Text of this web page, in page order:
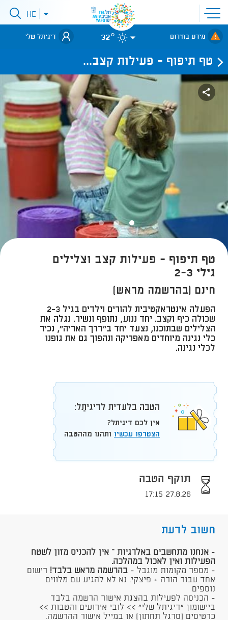
פתיחת
תפריט
אתר
לאתר עיריית
תל-אביב
פתיחתHE
מידע בחירום 32° דיגיתל שלי
טף תיפוף - פעילות קצב...
טף תיפוף - פעילות קצב וצלילים
גילי 2-3
חינם (בהרשמה מראש)
הפעלה אינטראקטיבית להורים וילדים בגיל 2-3
שכולה כיף וקצב. יחד ננוע, נתופף ונשיר. נגלה את
הצלילים שבתוכנו, נצעד יחד ב"דרך האריה", נכיר
כלי נגינה מיוחדים מאפריקה ונהפוך גם את גופנו
לכלי נגינה.
הטבה בלעדית לדיגיתֵל:
אין לכם דיגיתל?
הצטרפו עכשיו ותהנו מההטבה
תוקף הטבה
27.8.26 17:15
חשוב לדעת
- אנחנו מתחשבים באלרגיות – אין להכניס מזון לשטח
הפעילות ואין לאכול במהלכה.
- מספר מקומות מוגבל - בהרשמה מראש בלבד! רישום
אחד עבור הורה + פיצקי. נא לא להגיע עם מלווים
נוספים
- הכניסה לפעילות בהצגת אישור הרשמה בלבד
ביישומון "דיגיתל שלי" >> לובי אירועים והטבות >>
כרטיסים (סרגל תחתון) או במייל אישור ההרשמה.